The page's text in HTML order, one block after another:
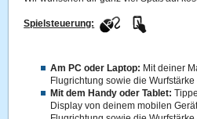
Spielsteuerung:
Am PC oder Laptop: Mit deiner
Flugrichtung sowie die
Mit dem Handy oder Tablet:
Display von deinem mobilen